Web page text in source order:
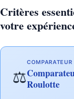
Critères
votre
⚖️
COMPARATEUR
Roulotte